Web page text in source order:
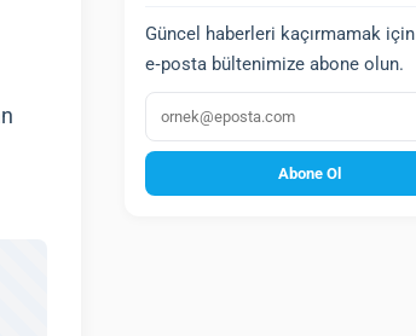
Güncel haberleri kaçırmamak için
e‑posta bültenimize abone olun.
E‑posta
Abone Ol